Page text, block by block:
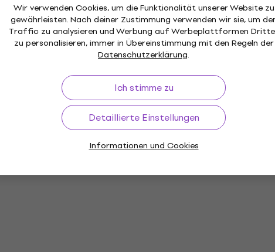
Wir verwenden Cookies, um die Funktionalität unserer Website zu
gewährleisten. Nach deiner Zustimmung verwenden wir sie, um
Traffic zu analysieren und Werbung auf Werbeplattformen
zu personalisieren, immer in Übereinstimmung mit den Regeln der
Datenschutzerklärung.
Ich stimme zu
Detaillierte Einstellungen
Informationen und Cookies